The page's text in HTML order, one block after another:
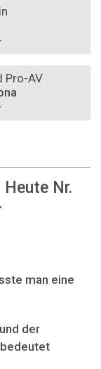
Pro-AV
Heute Nr.
man eine
der